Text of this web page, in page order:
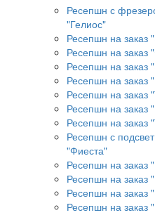
Ресепшн с
"Гелиос"
Ресепшн на заказ
Ресепшн на заказ
Ресепшн на заказ
Ресепшн на заказ
Ресепшн на заказ
Ресепшн на заказ
Ресепшн на заказ
Ресепшн с
"Фиеста"
Ресепшн на
Ресепшн на заказ
Ресепшн на заказ
Ресепшн на заказ